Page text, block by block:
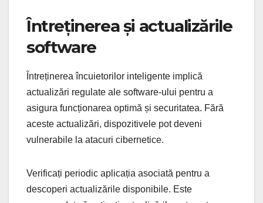
Întreținerea și actualizările
software
Întreținerea încuietorilor inteligente implică
actualizări regulate ale software-ului pentru a
asigura funcționarea optimă și securitatea. Fără
aceste actualizări, dispozitivele pot deveni
vulnerabile la atacuri cibernetice.
Verificați periodic aplicația asociată pentru a
descoperi actualizările disponibile. Este